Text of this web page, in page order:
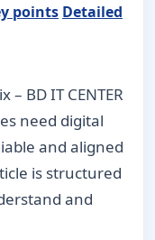
points Detailed
– BD IT CENTER
need digital
and aligned
is structured
and